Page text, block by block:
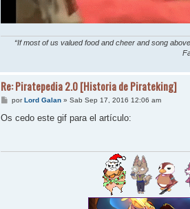
“If most of us valued food and cheer and song
Re: Piratepedia 2.0 [Historia de Pirateking]
M
n
por Lord Galan» Sab Sep 17, 2016 12:06 am
Os cedo este gif para el artículo: